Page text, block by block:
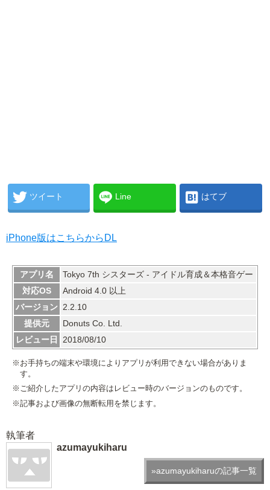
ツイート Line はてブ
iPhone版はこちらからDL
アプリ名
Tokyo 7th シスターズ - アイドル育成＆本格音ゲー
対応OS
Android 4.0 以上
バージョン
2.2.10
提供元
Donuts Co. Ltd.
レビュー日
2018/08/10
※お手持ちの端末や環境によりアプリが利用できない場合がありま
す。
※ご紹介したアプリの内容はレビュー時のバージョンのものです。
※記事および画像の無断転用を禁じます。
執筆者
azumayukiharu
»azumayukiharuの記事一覧